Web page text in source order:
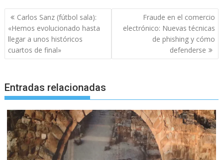
Navegación
de
entradas
Carlos Sanz (fútbol sala):
«Hemos evolucionado hasta
llegar a unos históricos
cuartos de final»
Fraude en el comercio
electrónico: Nuevas técnicas
de phishing y cómo
defenderse
Entradas relacionadas